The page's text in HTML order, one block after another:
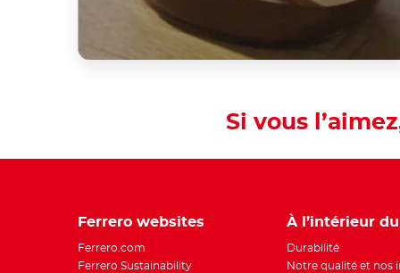
Si vous
Ferrero websites
Ferrero.com
Ferrero Sustainability
À l’intérieur
Durabilité
Notre qualité et nos